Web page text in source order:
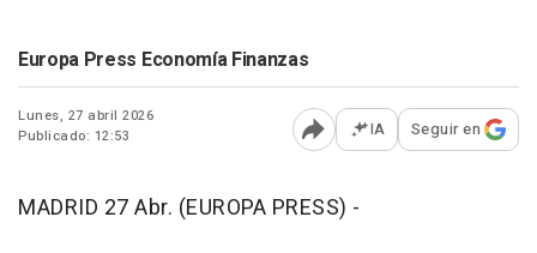
Europa Press Economía Finanzas
Lunes, 27 abril 2026
Publicado: 12:53
Abrir opciones para
IA Seguir en
MADRID 27 Abr. (EUROPA PRESS) -